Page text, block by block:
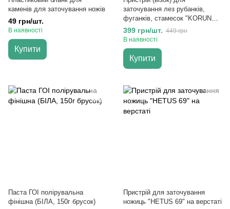
каменів для заточування ножів
49 грн/шт.
В наявності
Купити
заточування лез рубанків,
фуганків, стамесок "KORUND
JIG"
399 грн/шт. 449 грн
В наявності
Купити
Паста ГОІ полірувальна
фінішна (БІЛА, 150г брусок)
Пристрій для заточування
ножиць "HETUS 69" на верстаті